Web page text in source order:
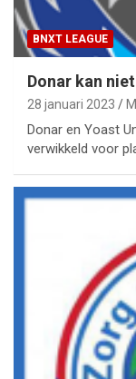
BNXT LEAGUE
Donar kan
28 januari 2023
Donar en Yoast
verwikkeld voor